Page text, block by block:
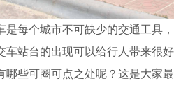
每个城市不可缺少的交通工具
站台的出现可以给行人带来很
哪些可圈可点之处呢？这是大家